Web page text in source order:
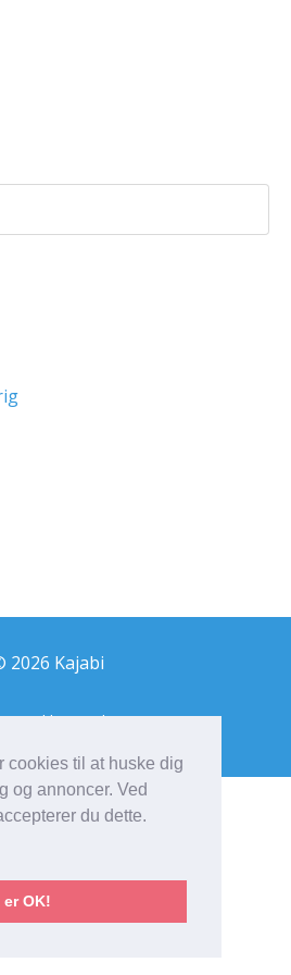
cookies til at huske dig
og annoncer. Ved
du dette.
er OK!
2026 Kajabi
by Kajabi